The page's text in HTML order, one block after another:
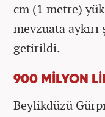
cm (1 metre)
mevzuata
getirildi.
900 MİLYON
Beylikdüzü